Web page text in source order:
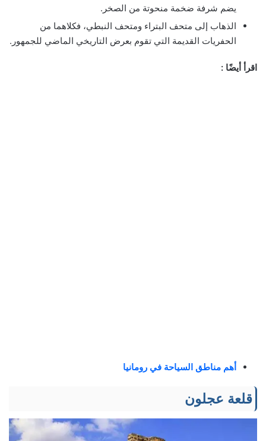
يضم شرفة ضخمة منحوتة من الصخر.
الذهاب إلى متحف البتراء ومتحف النبطي، فكلاهما من
الحفريات القديمة التي تقوم بعرض التاريخي الماضي للجمهور.
اقرأ أيضًا :
أهم مناطق السياحة في رومانيا
قلعة عجلون